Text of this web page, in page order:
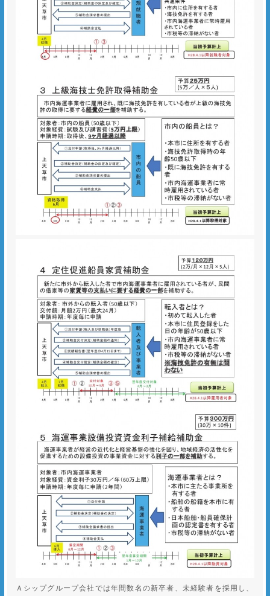
Ａシップグループ会社では年間数名の新卒者、未経験者を採用し、